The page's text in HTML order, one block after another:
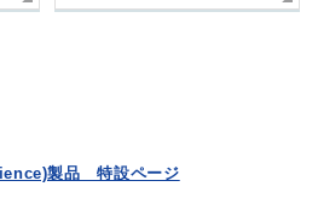
製品 特設ページ